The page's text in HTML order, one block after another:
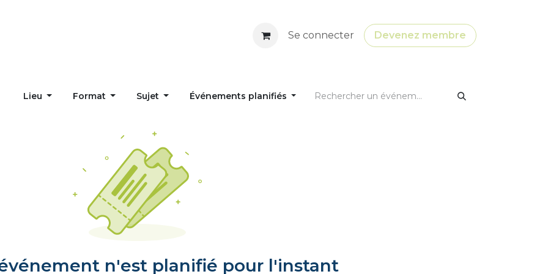
Se connecter Devenez membre
Lieu Format Sujet Événements planifiés
n'est planifié pour l'instant